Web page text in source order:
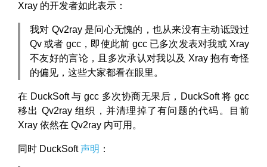
Xray 的开发者如此表示：
我对 Qv2ray 是问心无愧的，也从来没有主动诋毁过
Qv 或者 gcc，即使此前 gcc 已多次发表对我或 Xray
不友好的言论，且多次承认对我以及 Xray 抱有奇怪
的偏见，这些大家都看在眼里。
在 DuckSoft 与 gcc 多次协商无果后，DuckSoft 将 gcc
移出 Qv2ray 组织，并清理掉了有问题的代码。目前
Xray 依然在 Qv2ray 内可用。
同时 DuckSoft声明 ：